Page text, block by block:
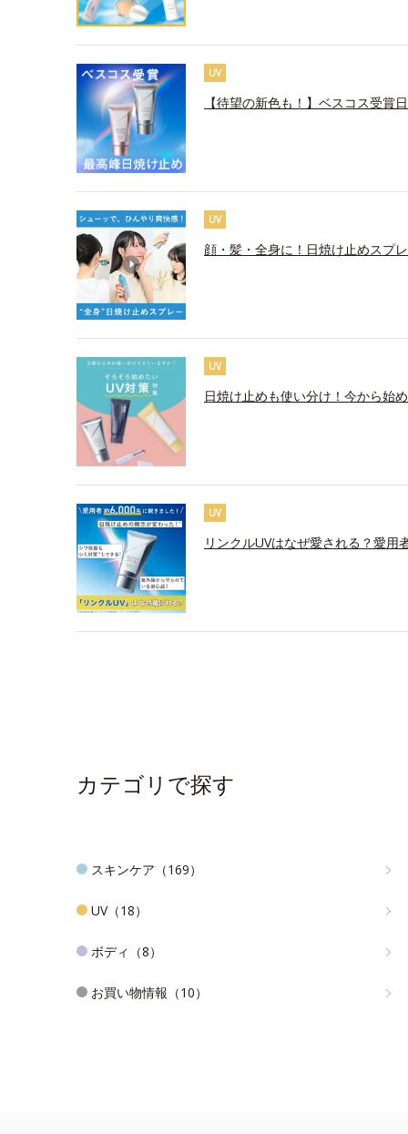
UV
【待望の新色も！】ベスコス受賞
UV
顔・髪・全身に！日焼け止めスプ
UV
日焼け止めも使い分け！今から始
UV
リンクルUVはなぜ愛される？愛
カテゴリで探す
スキンケア（169）
UV（18）
ボディ（8）
お買い物情報（10）